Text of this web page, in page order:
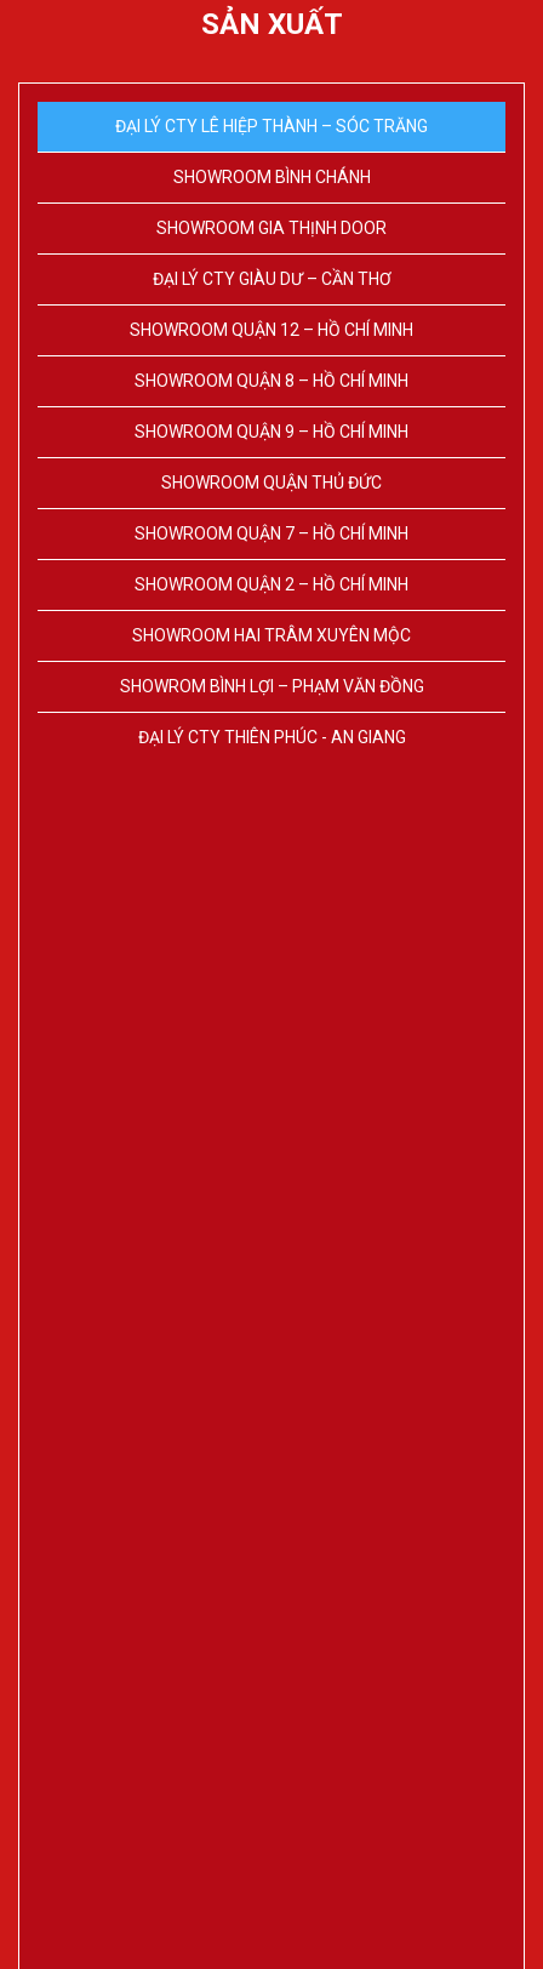
SẢN XUẤT
ĐẠI LÝ CTY LÊ HIỆP THÀNH – SÓC TRĂNG
SHOWROOM BÌNH CHÁNH
SHOWROOM GIA THỊNH DOOR
ĐẠI LÝ CTY GIÀU DƯ – CẦN THƠ
SHOWROOM QUẬN 12 – HỒ CHÍ MINH
SHOWROOM QUẬN 8 – HỒ CHÍ MINH
SHOWROOM QUẬN 9 – HỒ CHÍ MINH
SHOWROOM QUẬN THỦ ĐỨC
SHOWROOM QUẬN 7 – HỒ CHÍ MINH
SHOWROOM QUẬN 2 – HỒ CHÍ MINH
SHOWROOM HAI TRÂM XUYÊN MỘC
SHOWROM BÌNH LỢI – PHẠM VĂN ĐỒNG
ĐẠI LÝ CTY THIÊN PHÚC - AN GIANG